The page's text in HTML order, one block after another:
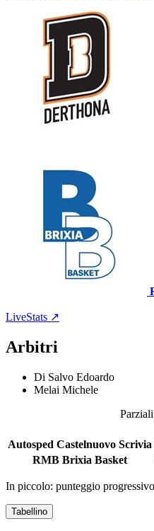
LiveStats ↗
Arbitri
Di Salvo Edoardo
Melai Michele
Parziali
Autosped Castelnuovo Scrivia
RMB Brixia Basket
In piccolo: punteggio
Tabellino